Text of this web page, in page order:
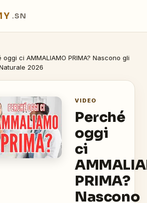
.SN
oggi ci AMMALIAMO PRIMA? Nascono gli
2026
VIDEO
Perché
oggi
ci
PRIMA?
Nascono